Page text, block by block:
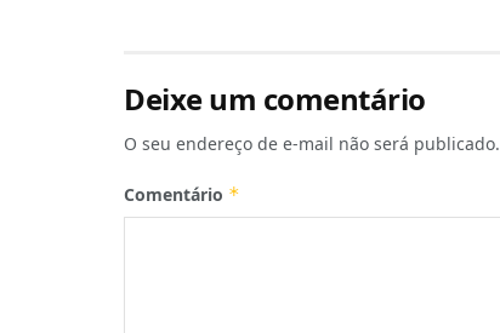
Deixe um comentário
O seu endereço de e-mail não será publicado.
Comentário *